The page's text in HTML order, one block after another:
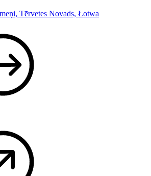
Tērvetes Novads, Łotwa